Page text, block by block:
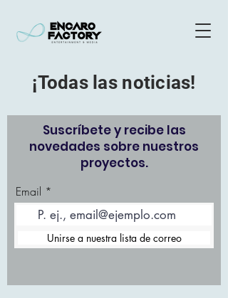
¡Todas las noticias!
Suscríbete y recibe las
novedades sobre nuestros
proyectos.
Email
Unirse a nuestra lista de correo